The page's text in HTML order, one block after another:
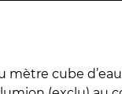
cube